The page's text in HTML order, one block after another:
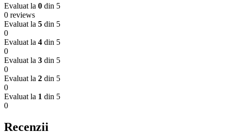
Evaluat la 0 din 5
0 reviews
Evaluat la 5 din 5
0
Evaluat la 4 din 5
0
Evaluat la 3 din 5
0
Evaluat la 2 din 5
0
Evaluat la 1 din 5
0
Recenzii